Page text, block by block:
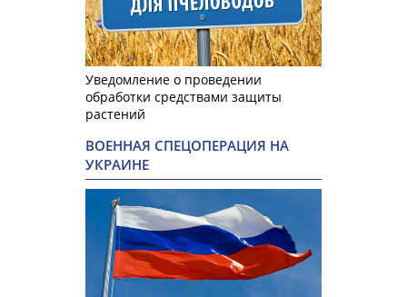
Уведомление о проведении
обработки средствами защиты
растений
ВОЕННАЯ СПЕЦОПЕРАЦИЯ НА
УКРАИНЕ